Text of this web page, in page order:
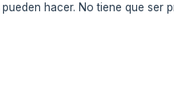
hacer. No tiene que ser